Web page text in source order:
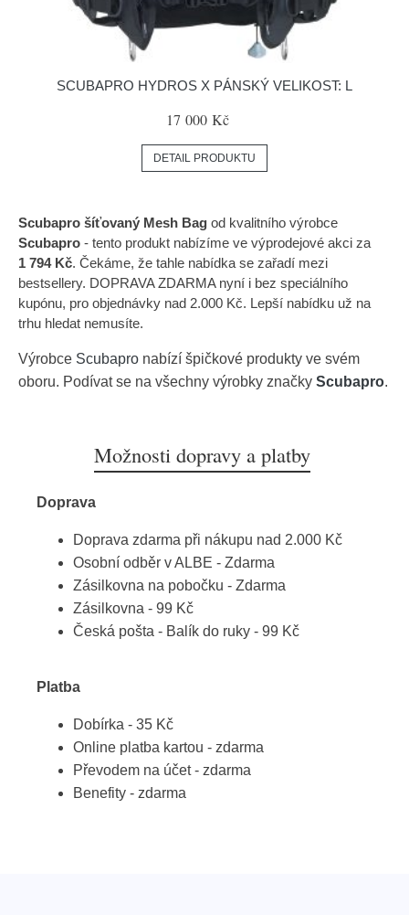
SCUBAPRO HYDROS X PÁNSKÝ VELIKOST: L
17 000 Kč
DETAIL PRODUKTU
Scubapro šíťovaný Mesh Bag od kvalitního výrobce
Scubapro - tento produkt nabízíme ve výprodejové akci za
1 794 Kč. Čekáme, že tahle nabídka se zařadí mezi
bestsellery. DOPRAVA ZDARMA nyní i bez speciálního
kupónu, pro objednávky nad 2.000 Kč. Lepší nabídku už na
trhu hledat nemusíte.
Výrobce Scubapro nabízí špičkové produkty ve svém
oboru. Podívat se na všechny výrobky značky Scubapro.
Možnosti dopravy a platby
Doprava
Doprava zdarma při nákupu nad 2.000 Kč
Osobní odběr v ALBE - Zdarma
Zásilkovna na pobočku - Zdarma
Zásilkovna - 99 Kč
Česká pošta - Balík do ruky - 99 Kč
Platba
Dobírka - 35 Kč
Online platba kartou - zdarma
Převodem na účet - zdarma
Benefity - zdarma